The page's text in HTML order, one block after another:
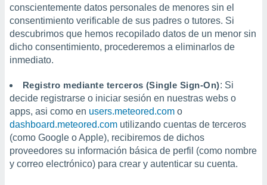
de
o acceder
datos
perfiles
utilizar
conscientemente datos personales de menores sin el
consentimiento verificable de sus padres o tutores. Si
descubrimos que hemos recopilado datos de un menor sin
dicho consentimiento, procederemos a eliminarlos de
inmediato.
Registro mediante terceros (Single Sign-On): Si
decide registrarse o iniciar sesión en nuestras webs o
apps, asi como en users.meteored.com o
dashboard.meteored.com utilizando cuentas de terceros
(como Google o Apple), recibiremos de dichos
proveedores su información básica de perfil (como nombre
y correo electrónico) para crear y autenticar su cuenta.